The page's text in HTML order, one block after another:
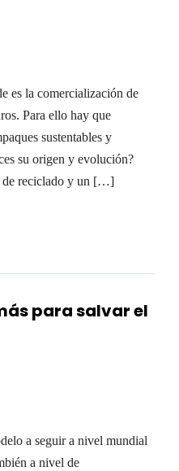
es la comercialización de
Para ello hay que
sustentables y
su origen y evolución?
de reciclado y un […]
para salvar el
a seguir a nivel mundial
a nivel de